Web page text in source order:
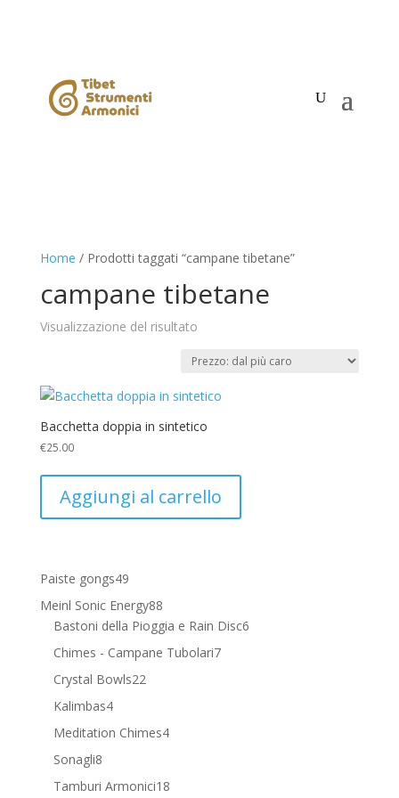
Home / Prodotti taggati “campane tibetane”
campane tibetane
Visualizzazione del risultato
Bacchetta doppia in sintetico
€25.00
Aggiungi al carrello
Paiste gongs4949
prodotti
Meinl Sonic Energy8888
prodotti
Bastoni della Pioggia e Rain Disc66
Chimes - Campane Tubolari77
Crystal Bowls2222
Kalimbas44
prodotti
Meditation Chimes44
Sonagli88
prodotti
Tamburi Armonici1818